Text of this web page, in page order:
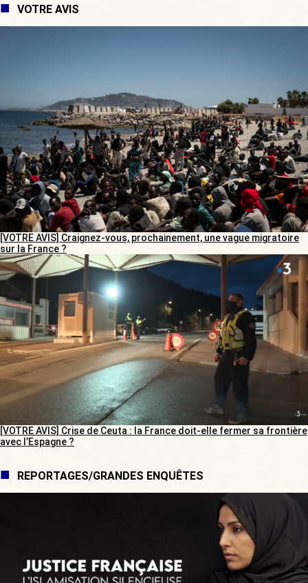
VOTRE AVIS
[VOTRE AVIS] Craignez-vous, prochainement, une vague migratoire
sur la France ?
[VOTRE AVIS] Crise de Ceuta : la France doit-elle fermer sa frontière
avec l’Espagne ?
REPORTAGES/GRANDES ENQUÊTES